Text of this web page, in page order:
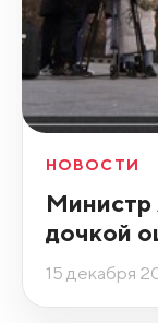
НОВОСТИ
Министр
дочкой
15 декабря